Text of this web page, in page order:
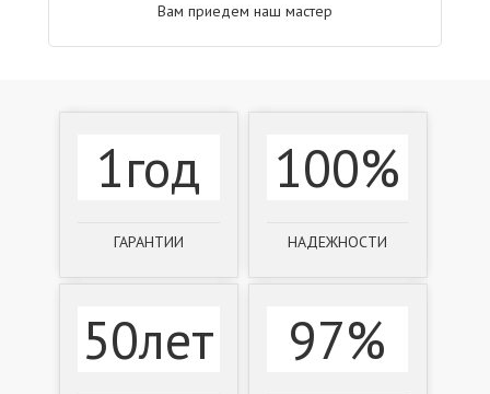
Вам приедем наш мастер
1год
ГАРАНТИИ
100%
НАДЕЖНОСТИ
50лет 97%